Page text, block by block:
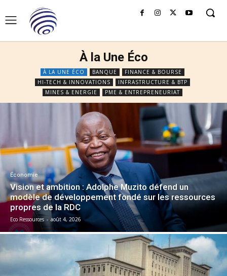
À la Une Éco
À LA UNE ÉCO BANQUE
FINANCE & BOURSE
HI-TECH & INNOVATIONS
INFRASTRUCTURE & BTP
MINES & ENERGIE
PME & ENTREPRENEURIAT
Économie
Vision et ambition : Adolphe Muzito défend un
modèle de développement fondé sur les ressources
propres de la RDC
Eco Ressources - août 4, 2026